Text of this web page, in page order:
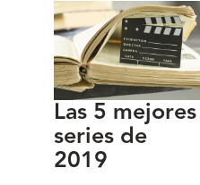
Las 5 mejores
series de
2019